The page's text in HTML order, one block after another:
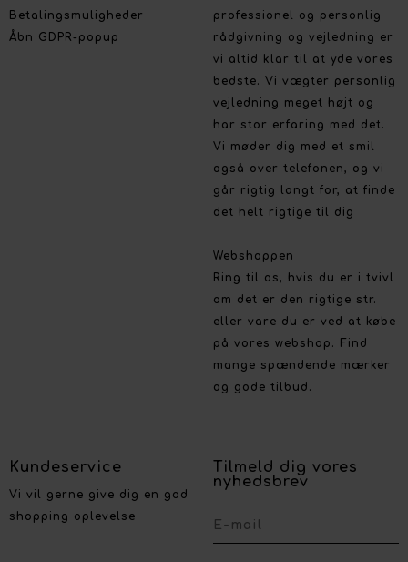
Betalingsmuligheder
Åbn GDPR-popup
professionel og personlig
rådgivning og vejledning er
vi altid klar til at yde vores
bedste. Vi vægter personlig
vejledning meget højt og
har stor erfaring med det.
Vi møder dig med et smil
også over telefonen, og vi
går rigtig langt for, at finde
det helt rigtige til dig
Webshoppen
Ring til os, hvis du er i tvivl
om det er den rigtige str.
eller vare du er ved at købe
på vores webshop. Find
mange spændende mærker
og gode tilbud.
Kundeservice
Vi vil gerne give dig en god
shopping oplevelse
Tilmeld dig vores
nyhedsbrev